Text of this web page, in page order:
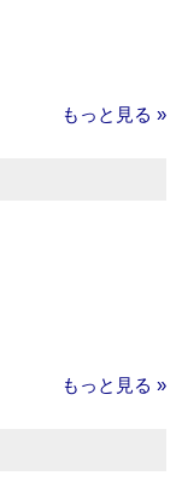
もっと見る »
もっと見る »